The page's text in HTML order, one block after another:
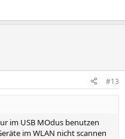
#13
im USB MOdus benutzen
im WLAN nicht scannen